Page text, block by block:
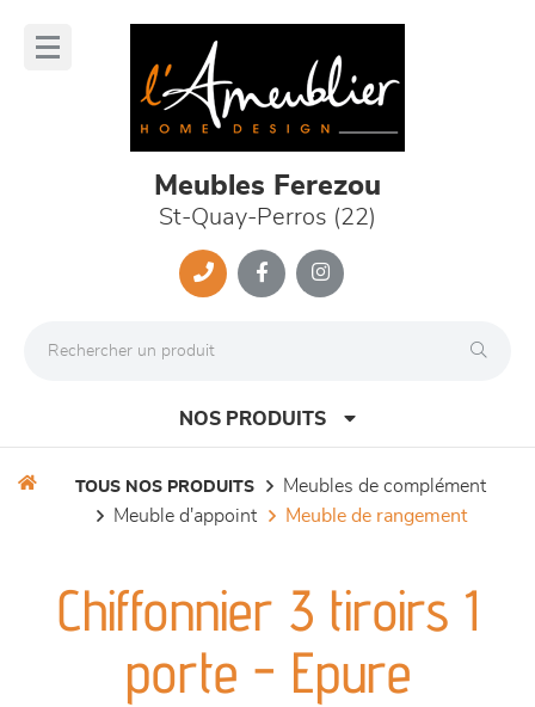
Meubles Ferezou
St-Quay-Perros (22)
NOS PRODUITS
séjours
meubles de complément
TOUS NOS PRODUITS
meubles de complément
meuble d'appoint
meuble de rangement
Chiffonnier 3 tiroirs 1
porte - Epure